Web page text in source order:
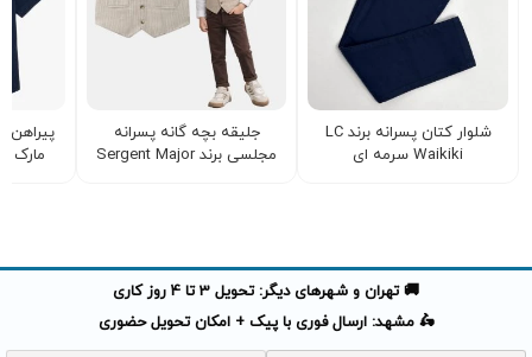
شلوار کتان پسرانه برند LC
Waikiki سرمه ای
جلیقه بچه گانه پسرانه
مجلسی برند Sergent Major
پیراهن
مارک TOMMY HILFIGER
🚚 تهران و شهرهای دیگر: تحویل 3 تا 4 روز کاری
🛵 مشهد: ارسال فوری با پیک + امکان تحویل حضوری